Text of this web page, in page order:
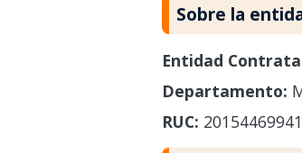
Sobre la
Entidad
Departamento:
RUC: 20154469941